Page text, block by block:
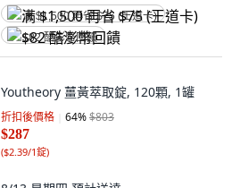
满 $1,500 再省 $75 (王道卡)
$82 酷澎幣回饋
Youtheory 薑黃萃取錠, 120顆, 1罐
折扣後價格 64%$803
$287
($2.39/1錠)